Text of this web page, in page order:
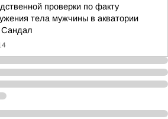
проверки по факту
тела мужчины в акватории
Сандал